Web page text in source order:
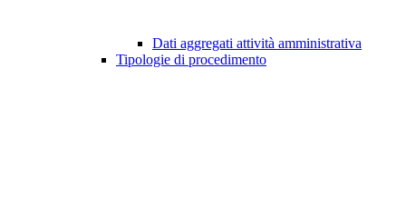
Dati aggregati attività amministrativa
Tipologie di procedimento